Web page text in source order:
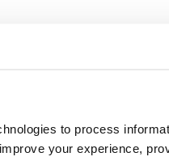
to process
your experience,